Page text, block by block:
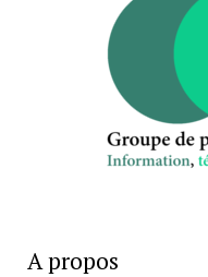
A propos